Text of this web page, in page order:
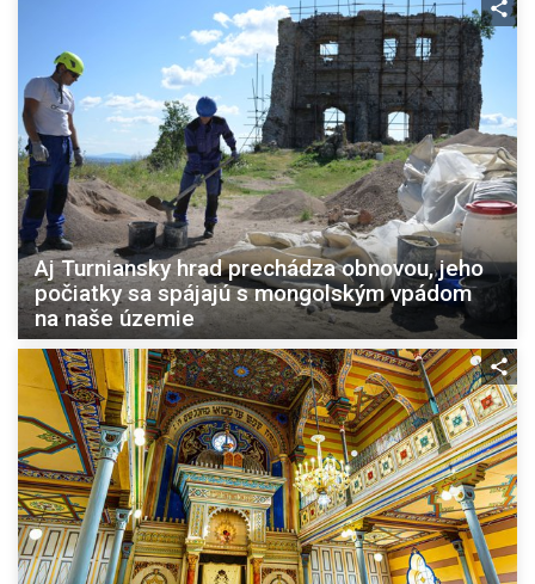
Aj Turniansky hrad prechádza obnovou, jeho
počiatky sa spájajú s mongolským vpádom
na naše územie